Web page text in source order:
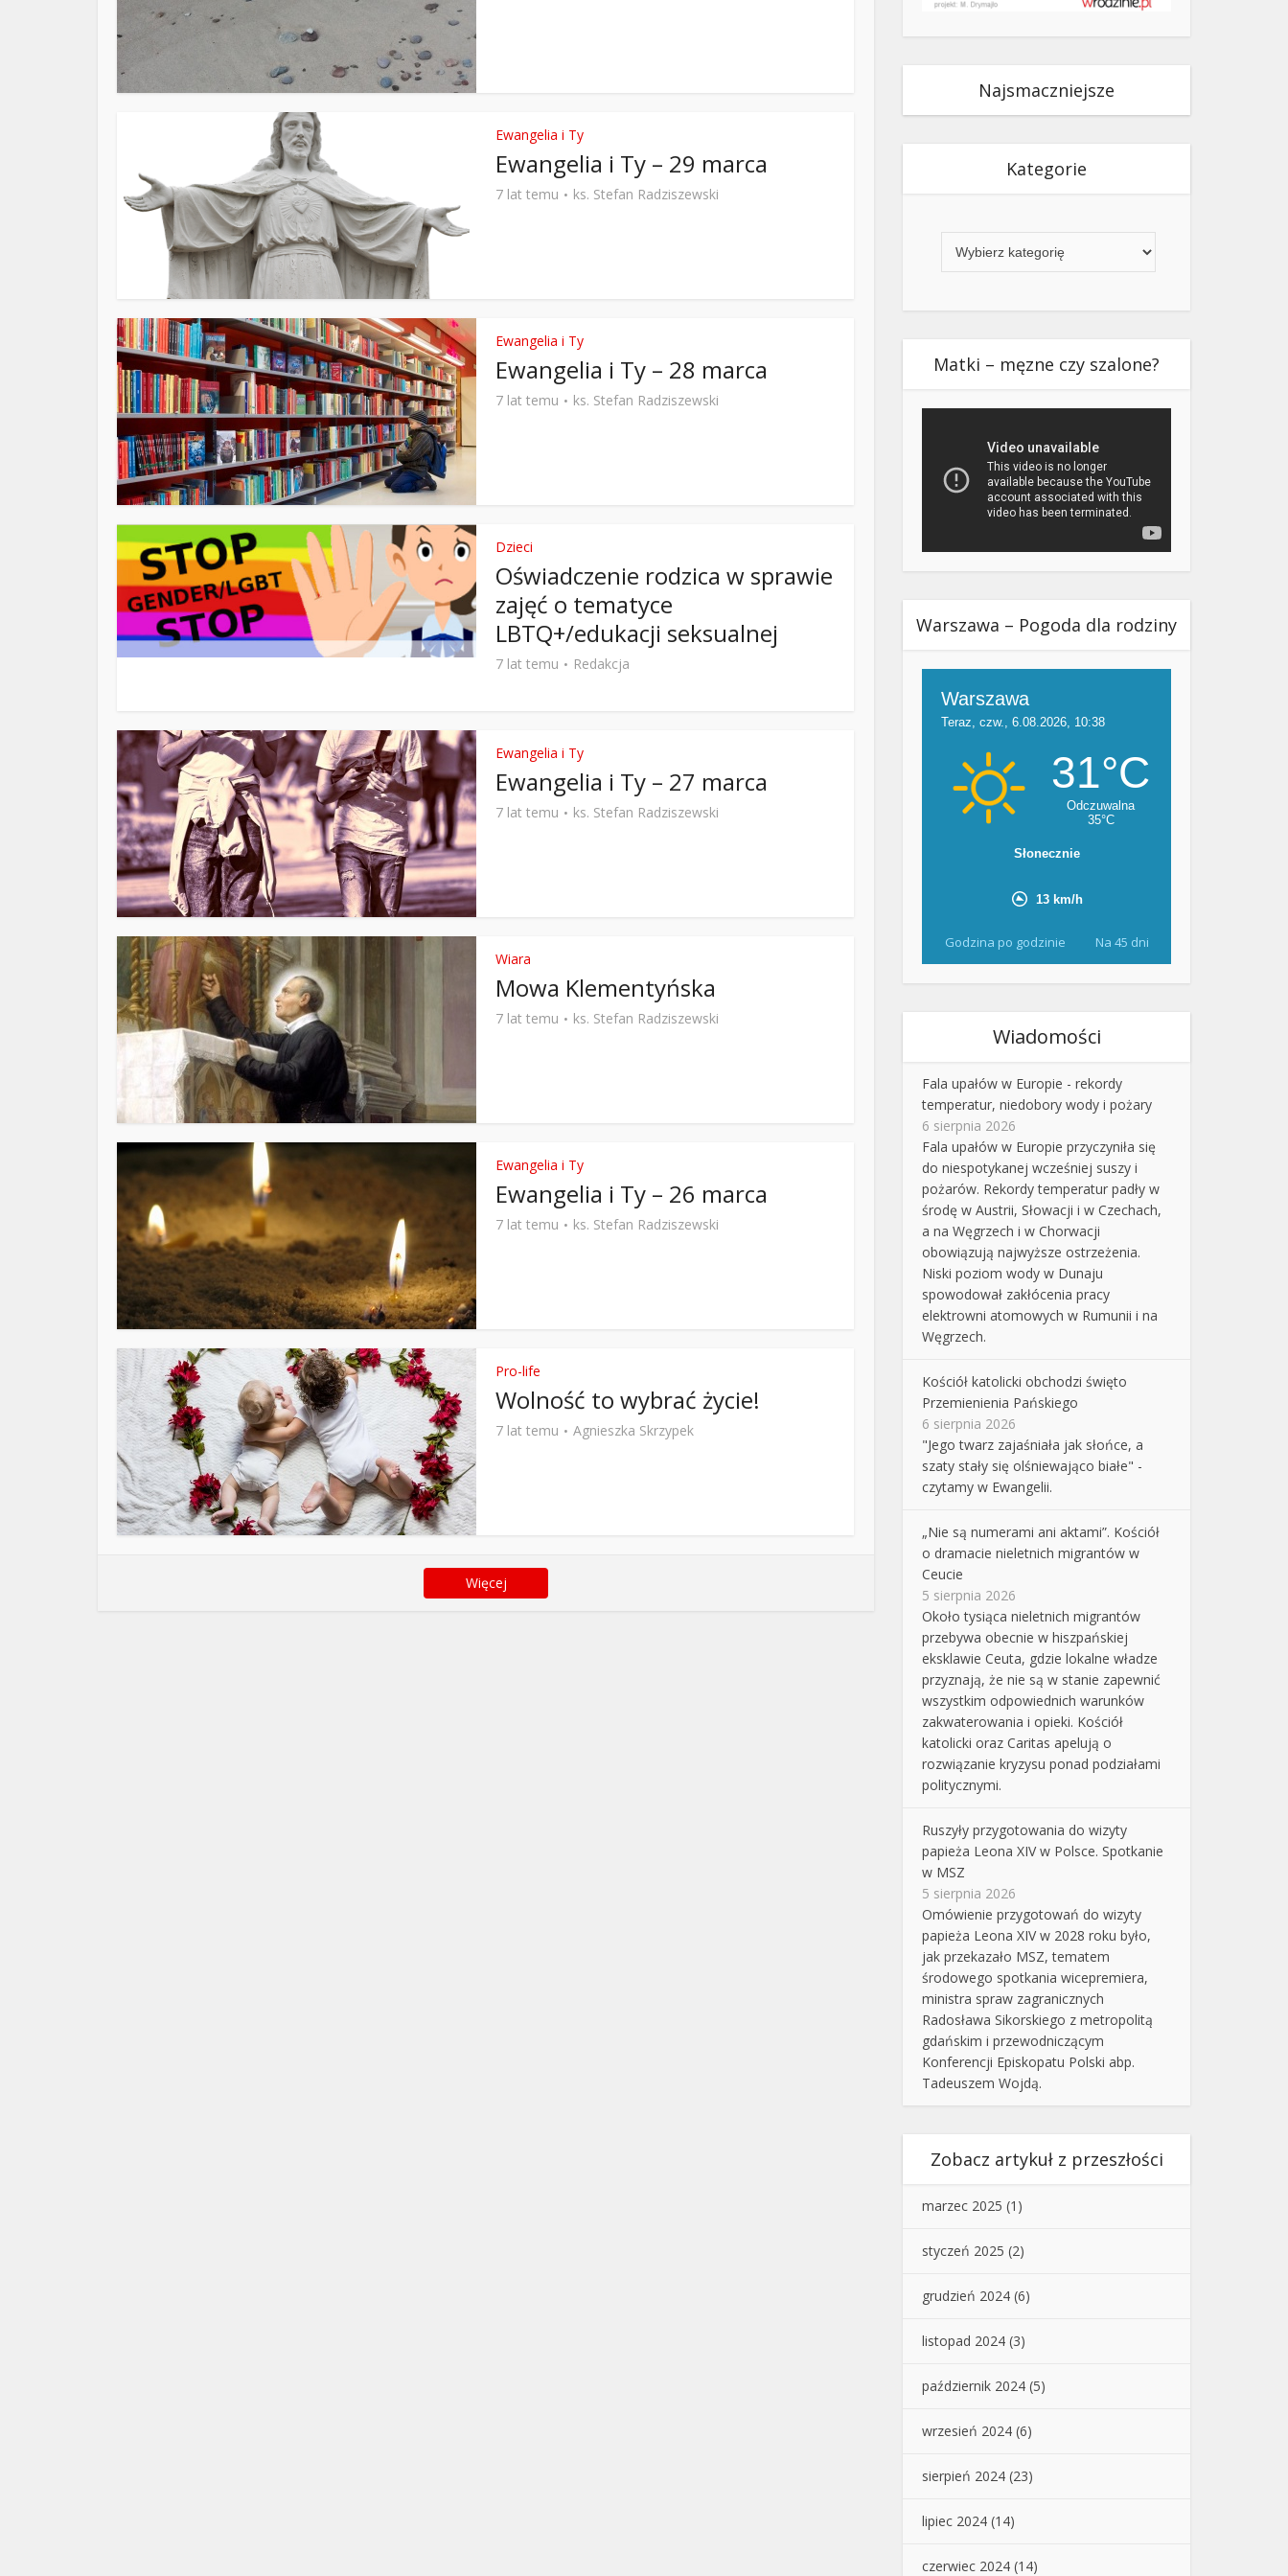
Ewangelia i Ty
Ewangelia i Ty – 29 marca
7 lat temu ks. Stefan Radziszewski
Ewangelia i Ty
Ewangelia i Ty – 28 marca
7 lat temu ks. Stefan Radziszewski
Dzieci
Oświadczenie rodzica w sprawie
zajęć o tematyce
LBTQ+/edukacji seksualnej
7 lat temu Redakcja
Ewangelia i Ty
Ewangelia i Ty – 27 marca
7 lat temu ks. Stefan Radziszewski
Wiara
Mowa Klementyńska
7 lat temu ks. Stefan Radziszewski
Ewangelia i Ty
Ewangelia i Ty – 26 marca
7 lat temu ks. Stefan Radziszewski
Pro-life
Wolność to wybrać życie!
7 lat temu Agnieszka Skrzypek
Więcej
Najsmaczniejsze
Kategorie
Matki – męzne czy szalone?
Warszawa – Pogoda dla rodziny
Godzina po godzinie Na 45 dni
Wiadomości
Fala upałów w Europie - rekordy
temperatur, niedobory wody i pożary
6 sierpnia 2026
Fala upałów w Europie przyczyniła się
do niespotykanej wcześniej suszy i
pożarów. Rekordy temperatur padły w
środę w Austrii, Słowacji i w Czechach,
a na Węgrzech i w Chorwacji
obowiązują najwyższe ostrzeżenia.
Niski poziom wody w Dunaju
spowodował zakłócenia pracy
elektrowni atomowych w Rumunii i na
Węgrzech.
Kościół katolicki obchodzi święto
Przemienienia Pańskiego
6 sierpnia 2026
"Jego twarz zajaśniała jak słońce, a
szaty stały się olśniewająco białe" -
czytamy w Ewangelii.
„Nie są numerami ani aktami”. Kościół
o dramacie nieletnich migrantów w
Ceucie
5 sierpnia 2026
Około tysiąca nieletnich migrantów
przebywa obecnie w hiszpańskiej
eksklawie Ceuta, gdzie lokalne władze
przyznają, że nie są w stanie zapewnić
wszystkim odpowiednich warunków
zakwaterowania i opieki. Kościół
katolicki oraz Caritas apelują o
rozwiązanie kryzysu ponad podziałami
politycznymi.
Ruszyły przygotowania do wizyty
papieża Leona XIV w Polsce. Spotkanie
w MSZ
5 sierpnia 2026
Omówienie przygotowań do wizyty
papieża Leona XIV w 2028 roku było,
jak przekazało MSZ, tematem
środowego spotkania wicepremiera,
ministra spraw zagranicznych
Radosława Sikorskiego z metropolitą
gdańskim i przewodniczącym
Konferencji Episkopatu Polski abp.
Tadeuszem Wojdą.
Zobacz artykuł z przeszłości
marzec 2025 (1)
styczeń 2025 (2)
grudzień 2024 (6)
listopad 2024 (3)
październik 2024 (5)
wrzesień 2024 (6)
sierpień 2024 (23)
lipiec 2024 (14)
czerwiec 2024 (14)